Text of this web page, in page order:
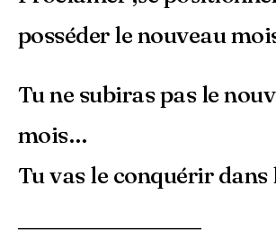
posséder le nouveau
Tu ne subiras pas le
mois…
Tu vas le conquérir dans
————————————